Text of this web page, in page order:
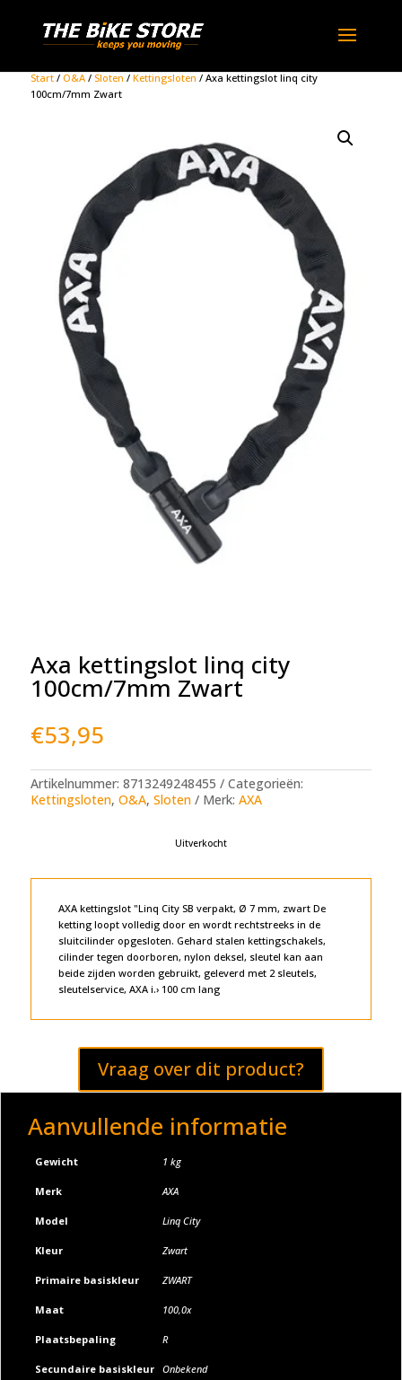
Start/ O&A/ Sloten / Kettingsloten / Axa kettingslot linq city
100cm/7mm Zwart
Axa kettingslot linq city
100cm/7mm Zwart
€53,95
Artikelnummer: 8713249248455
Categorieën:
Kettingsloten, O&A, Sloten Merk: AXA
Uitverkocht
AXA kettingslot "Linq City SB verpakt, Ø 7 mm, zwart De
ketting loopt volledig door en wordt rechtstreeks in de
sluitcilinder opgesloten. Gehard stalen kettingschakels,
cilinder tegen doorboren, nylon deksel, sleutel kan aan
beide zijden worden gebruikt, geleverd met 2 sleutels,
sleutelservice, AXA i.› 100 cm lang
Vraag over dit product?
Aanvullende informatie
Gewicht 1 kg
Merk AXA
Model Linq City
Kleur Zwart
Primaire basiskleur ZWART
Maat 100,0x
Plaatsbepaling R
Secundaire basiskleur Onbekend